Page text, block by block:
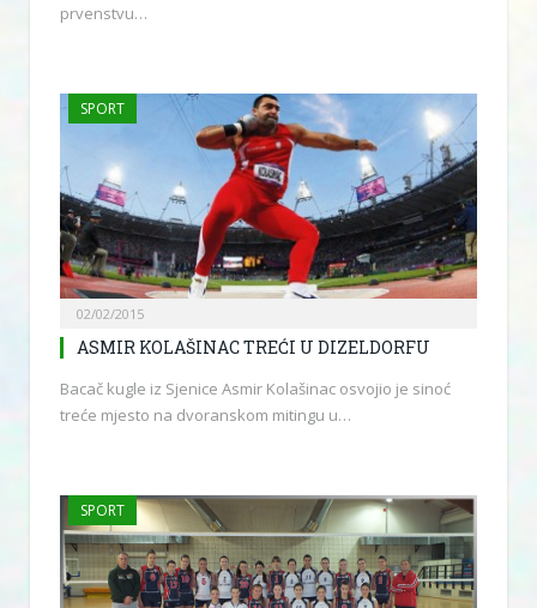
prvenstvu…
SPORT
02/02/2015
ASMIR KOLAŠINAC TREĆI U DIZELDORFU
Bacač kugle iz Sjenice Asmir Kolašinac osvojio je sinoć
treće mjesto na dvoranskom mitingu u…
SPORT